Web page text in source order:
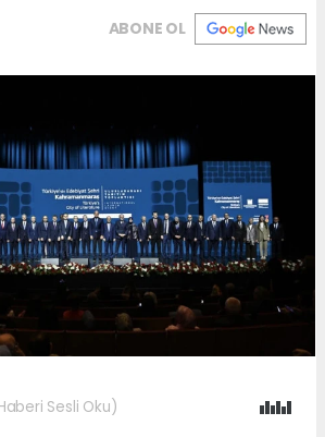
ABONE OL
Sesli Oku)